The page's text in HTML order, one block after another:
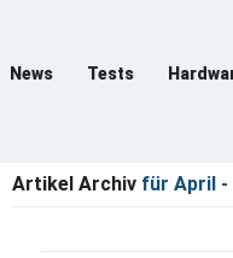
News Tests
Artikel Archiv für April -